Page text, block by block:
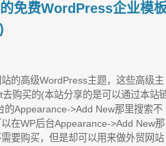
免费WordPress企业模
的高级WordPress主题，这些高级主
购买的(本站分享的是可以通过本站
的Appearance->Add New那里搜索不
在WP后台Appearance->Add New那
要购买，但是却可以用来做外贸网站